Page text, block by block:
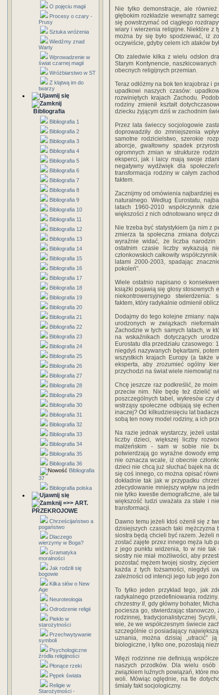
O pojęciu magii
Procesy o czary -
Prusy
Sztuka wróżenia
Wiedźmy znad
Warty
Wprowadzenie w
świat czarnej magii
Wróżbiarstwo w ST
Z klątwą im do
twarzy
Bibliografia
Bibliografia 1
Bibliografia 2
Bibliografia 3
Bibliografia 4
Bibliografia 5
Bibliografia 6
Bibliografia 7
Bibliografia 8
Bibliografia 9
Bibliografia 10
Bibliografia 11
Bibliografia 12
Bibliografia 13
Bibliografia 14
Bibliografia 15
Bibliografia 16
Bibliografia 17
Bibliografia 18
Bibliografia 19
Bibliografia 20
Bibliografia 21
Bibliografia 22
Bibliografia 23
Bibliografia 24
Bibliografia 25
Bibliografia 26
Bibliografia 27
Bibliografia 28
Bibliografia 29
Bibliografia 30
Bibliografia 31
Bibliografia 32
Bibliografia 33
Bibliografia 34
Bibliografia 35
Bibliografia 36
Bibliografia
37
Bibliografia polska
=>> ART.
PRZEKROJOWE
Chrześcijaństwo a
pogaństwo
Dlaczego
wierzymy w Boga?
Gramatyka
moralności
Jak rodzili się
bogowie
Kilka słów o New
Age
Neuroteologia
Odrodzenie religii
Piekło w
starożytności
Przechwytywanie
symboli
Psychologiczne
źródła religijności
Płonące rzeki
Pępek świata
Religie w
Starożytności -
Nie tylko demonstracje, ale
głębokim rozkładzie wewnątrz
się powstrzymać od ciągłego
wiary i wierzenia religijne. Niektóre z
można by się było spodziewać, iż
oczywiście, gdyby celem ich ataków
Oto zaledwie kilka z wielu odsłon
Starym Kontynencie,
obecnych religijnych przemian.
Teraz odłóżmy na bok ten krajobraz i
upadkowi naszych czasów:
rozwiniętych krajach Zachodu.
rodziny zmienił kształt
dziecku żyjącym dziś w zachodnim
Przez lata świeccy socjologowie
doprowadziły do zmniejszenia
samotne rodzicielstwo, szerokie
aborcje, gwałtowny spadek
ogromnych zmian w strukturze
eksperci, jak i laicy mają swoje
negatywny wydźwięk dla
transformacja rodziny w całym
faktem.
Zacznijmy od omówienia najbardziej
naturalnego. Według Eurostatu,
latach 1960-2010 współczynnik
większości z nich odnotowano wręcz
Nie trzeba być statystykiem (ja nim z
zmierza ta społeczna zmiana
wyraźnie widać, że liczba narodzin
ostatnim czasie liczby wykazują
członkowskich całkowity
latami 2000-2003, spadając
pokoleń”.
Wiele ostatnio napisano o
książki pojawią się głosy
niekontrowersyjnego stwierdzenia:
faktem, który radykalnie odmienił
Dodajmy do tego kolejne zmiany:
urodzonych w związkach
Zachodzie w tych samych latach, w
na wskaźnikach dotyczących
Eurostatu dla przedziału
niegdyś nazywanych bękartami,
wszystkich krajach Europy (a także
eksperta, aby zrozumieć ogólny
przychodzi na świat wiele niemowląt
Chcę jeszcze raz podkreślić, że
przeciw nim. Nie będę też dzielić
poszczególnych tabel, wykresów czy
wstrząsy społeczne odbijają się
inaczej? Od kilkudziesięciu lat
sobą ten nowy model rodziny, a ich
Na razie jednak wystarczy, jeżeli
liczby dzieci, większej liczby
małżeńskim - sam w sobie nie
potwierdzają go wyraźne dowody
nie oznacza wcale, iż obecnie
dzieci nie chcą już słuchać bajek na
się coś innego, co można opisać
dokładnie tak jak w przypadku
zdecydowanie mniejszy wpływ na
nie tylko kwestie demograficzne, ale
większość ludzi uważała za stałe i
transformacji.
Dawno temu jeżeli ktoś ożenił się z
dzisiejszych czasach taki
siostra będą chcieli być razem. Jeżeli
zostać zajęte przez innego męża lub
z jego punktu widzenia, to w nie tak
siostry nie miał możliwości, aby
pozostać mężem twojej siostry,
każda z tych tożsamości, niegdyś
zależności od intencji jego lub jego
To tylko jeden przykład tego, jak
radykalnego przedefiniowania
chrzestny II, gdy główny bohater,
pociesza go, stwierdzając stanowczo,
rodzinnej, tradycjonalistycznej
wie, że we współczesnym świecie
szczególnie ci posiadający
uznania, można dzisiaj „utracić”
biologiczne, i tylko one, pozostają
Więzi rodzinne nie definiują
naszych przodków. Dla wielu
związkiem luźnych powiązań, które
woli. Mówiąc oględnie, na tle
śmiały fakt socjologiczny.